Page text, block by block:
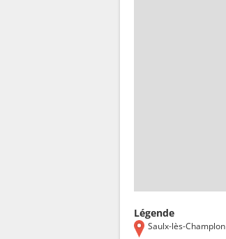
Légende
Saulx-lès-Champlon